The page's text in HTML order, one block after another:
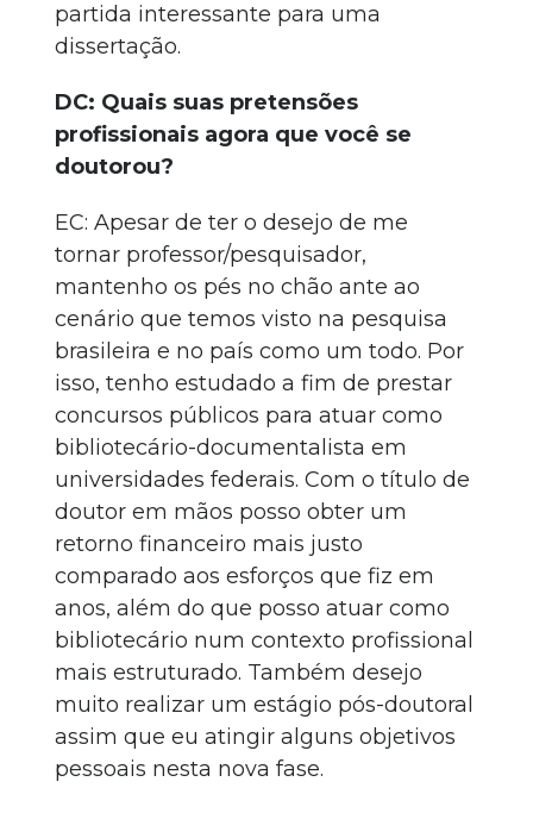
partida interessante para uma
dissertação.
DC: Quais suas pretensões
profissionais agora que você se
doutorou?
EC: Apesar de ter o desejo de me
tornar professor/pesquisador,
mantenho os pés no chão ante ao
cenário que temos visto na pesquisa
brasileira e no país como um todo. Por
isso, tenho estudado a fim de prestar
concursos públicos para atuar como
bibliotecário-documentalista em
universidades federais. Com o título de
doutor em mãos posso obter um
retorno financeiro mais justo
comparado aos esforços que fiz em
anos, além do que posso atuar como
bibliotecário num contexto profissional
mais estruturado. Também desejo
muito realizar um estágio pós-doutoral
assim que eu atingir alguns objetivos
pessoais nesta nova fase.